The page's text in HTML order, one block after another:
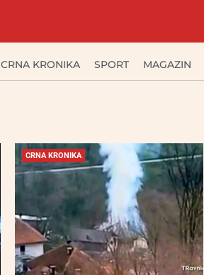
CRNA KRONIKA SPORT MAGAZIN
CRNA KRONIKA